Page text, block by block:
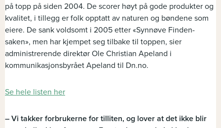
på topp på siden 2004. De scorer høyt på gode produkter og
kvalitet, i tillegg er folk opptatt av naturen og bøndene som
eiere. De sank voldsomt i 2005 etter «Synnøve Finden-
saken», men har kjempet seg tilbake til toppen, sier
administrerende direktør Ole Christian Apeland i
kommunikasjonsbyrået Apeland til Dn.no.
Se hele listen her
– Vi takker forbrukerne for tilliten, og lover at det ikke blir